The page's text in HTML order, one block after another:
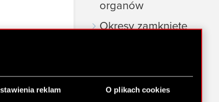
reklam O plikach cookies
organów
Okresy zamknięte
Przydatne linki